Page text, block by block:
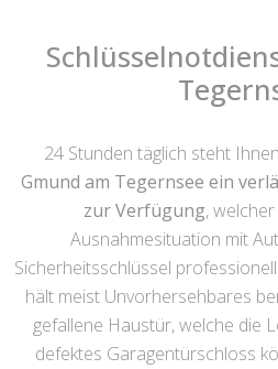
24 Stunden täglich steht
Gmund am Tegernsee ein
zur Verfügung,
Ausnahmesituation mit
Sicherheitsschlüssel
hält meist Unvorhersehbares
gefallene Haustür, welche die
defektes Garagentürschloss